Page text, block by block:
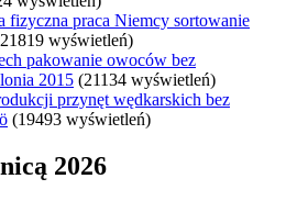
fizyczna praca Niemcy sortowanie
wyświetleń)
pakowanie owoców bez
2015 (21134 wyświetleń)
przynęt wędkarskich bez
(19493 wyświetleń)
2026